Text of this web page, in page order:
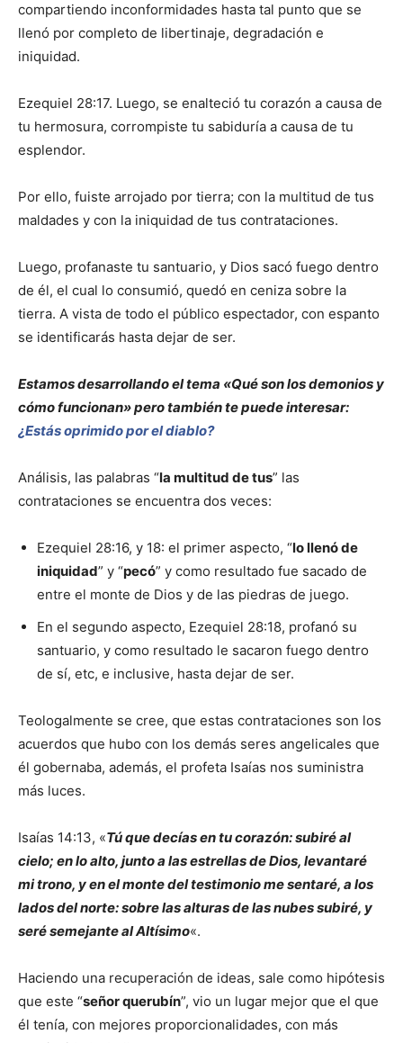
compartiendo inconformidades hasta tal punto que se
llenó por completo de libertinaje, degradación e
iniquidad.
Ezequiel 28:17. Luego, se enalteció tu corazón a causa de
tu hermosura, corrompiste tu sabiduría a causa de tu
esplendor.
Por ello, fuiste arrojado por tierra; con la multitud de tus
maldades y con la iniquidad de tus contrataciones.
Luego, profanaste tu santuario, y Dios sacó fuego dentro
de él, el cual lo consumió, quedó en ceniza sobre la
tierra. A vista de todo el público espectador, con espanto
se identificarás hasta dejar de ser.
Estamos desarrollando el tema «Qué son los demonios y
cómo funcionan» pero también te puede interesar:
¿Estás oprimido por el diablo?
Análisis, las palabras “la multitud de tus” las
contrataciones se encuentra dos veces:
Ezequiel 28:16, y 18: el primer aspecto, “lo llenó de
iniquidad” y “pecó” y como resultado fue sacado de
entre el monte de Dios y de las piedras de juego.
En el segundo aspecto, Ezequiel 28:18, profanó su
santuario, y como resultado le sacaron fuego dentro
de sí, etc, e inclusive, hasta dejar de ser.
Teologalmente se cree, que estas contrataciones son los
acuerdos que hubo con los demás seres angelicales que
él gobernaba, además, el profeta Isaías nos suministra
más luces.
Isaías 14:13, «Tú que decías en tu corazón: subiré al
cielo; en lo alto, junto a las estrellas de Dios, levantaré
mi trono, y en el monte del testimonio me sentaré, a los
lados del norte: sobre las alturas de las nubes subiré, y
seré semejante al Altísimo«.
Haciendo una recuperación de ideas, sale como hipótesis
que este “señor querubín”, vio un lugar mejor que el que
él tenía, con mejores proporcionalidades, con más